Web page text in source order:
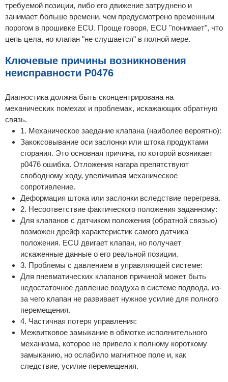
требуемой позиции, либо его движение затруднено и
занимает больше времени, чем предусмотрено временным
порогом в прошивке ECU. Проще говоря, ECU "понимает", что
цепь цела, но клапан "не слушается" в полной мере.
Ключевые причины возникновения
неисправности P0476
Диагностика должна быть сконцентрирована на
механических помехах и проблемах, искажающих обратную
связь.
1. Механическое заедание клапана (наиболее вероятно):
Закоксовывание оси заслонки или штока продуктами
сгорания. Это основная причина, по которой возникает
p0476 ошибка. Отложения нагара препятствуют
свободному ходу, увеличивая механическое
сопротивление.
Деформация штока или заслонки вследствие перегрева.
2. Несоответствие фактического положения заданному:
Для клапанов с датчиком положения (обратной связью)
возможен дрейф характеристик самого датчика
положения. ECU двигает клапан, но получает
искаженные данные о его реальной позиции.
3. Проблемы с давлением в управляющей системе:
Для пневматических клапанов причиной может быть
недостаточное давление воздуха в системе подвода, из-
за чего клапан не развивает нужное усилие для полного
перемещения.
4. Частичная потеря управления:
Межвитковое замыкание в обмотке исполнительного
механизма, которое не привело к полному короткому
замыканию, но ослабило магнитное поле и, как
следствие, усилие перемещения.